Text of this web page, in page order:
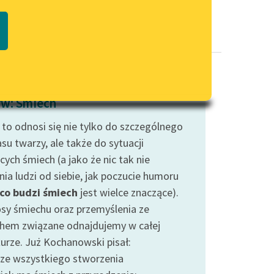
PDF
wrażliwych
Deklaracja dostępności
Śmiech
to odnosi się nie tylko do szczególnego
twarzy, ale także do sytuacji
śmiech (a jako że nic tak nie
ludzi od siebie, jak poczucie humoru
co budzi śmiech jest wielce znaczące).
śmiechu oraz przemyślenia ze
związane odnajdujemy w całej
Już Kochanowski pisał:
wszystkiego stworzenia